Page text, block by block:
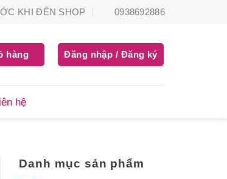
KHI ĐẾN SHOP 0938692886
hàng Đăng nhập / Đăng ký
hệ
Danh mục sản phẩm